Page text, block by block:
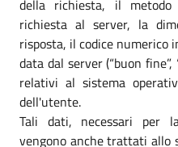
della richiesta, il
richiesta al server, la
risposta, il codice numerico
data dal server (“buon
relativi al sistema
dell'utente.
Tali dati, necessari per
vengono anche trattati allo